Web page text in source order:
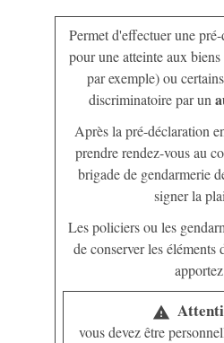
Permet d'effectuer une
pour une atteinte aux
par exemple) ou
discriminatoire par un
Après la pré-déclaration
prendre rendez-vous au
brigade de gendarmerie
signer la
Les policiers ou les
de conserver les éléments
warning
vous devez être